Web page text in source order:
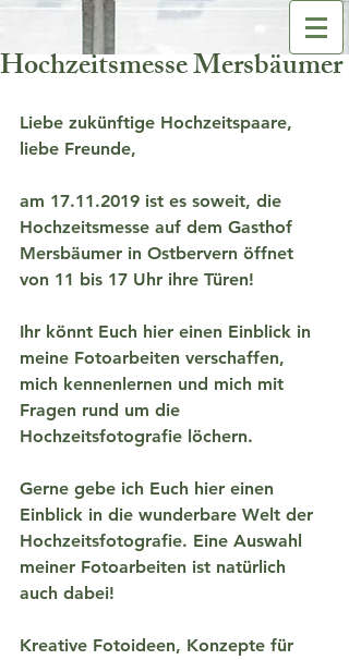
Hochzeitsmesse Mersbäumer
Liebe zukünftige Hochzeitspaare,
liebe Freunde,
am 17.11.2019 ist es soweit, die
Hochzeitsmesse auf dem Gasthof
Mersbäumer in Ostbervern öffnet
von 11 bis 17 Uhr ihre Türen!
Ihr könnt Euch hier einen Einblick in
meine Fotoarbeiten verschaffen,
mich kennenlernen und mich mit
Fragen rund um die
Hochzeitsfotografie löchern.
Gerne gebe ich Euch hier einen
Einblick in die wunderbare Welt der
Hochzeitsfotografie. Eine Auswahl
meiner Fotoarbeiten ist natürlich
auch dabei!
Kreative Fotoideen, Konzepte für